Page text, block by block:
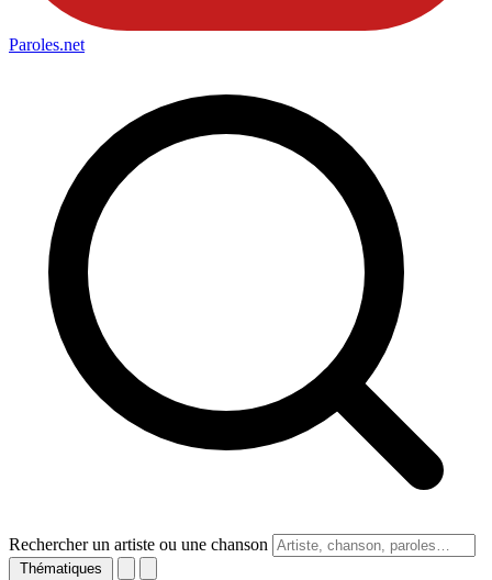
Paroles.net
Rechercher un artiste ou une chanson
Thématiques